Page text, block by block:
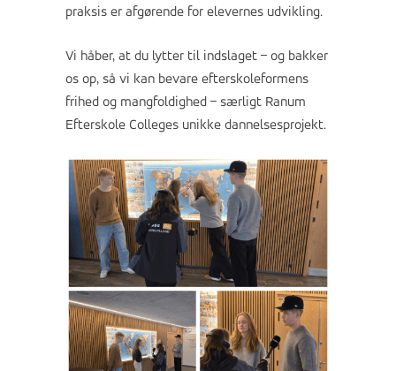
praksis er afgørende for elevernes udvikling.
Vi håber, at du lytter til indslaget – og bakker
os op, så vi kan bevare efterskoleformens
frihed og mangfoldighed – særligt Ranum
Efterskole Colleges unikke dannelsesprojekt.